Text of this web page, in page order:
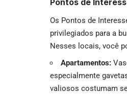
Os Pontos de
privilegiados para a
Nesses locais, você
Apartamentos:
especialmente
valiosos costumam